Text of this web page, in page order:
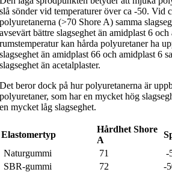
slå sönder vid temperaturer över ca -50. Vid
polyuretanerna (>70 Shore A) samma
avsevärt bättre slagseghet än amidplast 6
rumstemperatur kan hårda polyuretaner ha
slagseghet än amidplast 66 och amidplast 6
slagseghet än acetalplaster.
Det beror dock på hur polyuretanerna är
polyuretaner, som har en mycket hög
en mycket låg slagseghet.
Elastomertyp
Hårdhet Shore
A
Naturgummi
71
-
SBR-gummi
72
-